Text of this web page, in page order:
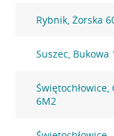
Rybnik, Żorska
Suszec, Bukowa
Świętochłowice,
6M2